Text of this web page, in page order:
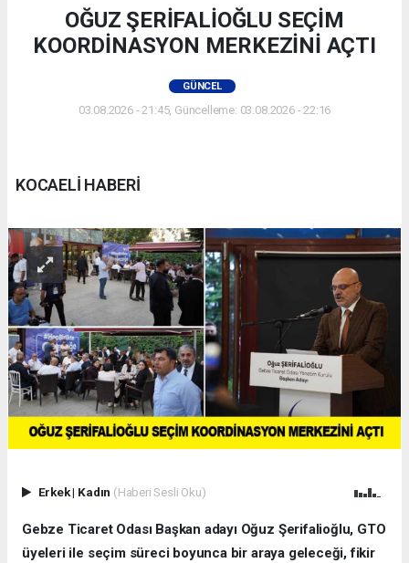
OĞUZ ŞERİFALİOĞLU SEÇİM
KOORDİNASYON MERKEZİNİ AÇTI
GÜNCEL
03.08.2026 - 21:45, Güncelleme: 03.08.2026 - 22:16
KOCAELİ HABERİ
Erkek| Kadın (Haberi Sesli Oku)
Gebze Ticaret Odası Başkan adayı Oğuz Şerifalioğlu, GTO
üyeleri ile seçim süreci boyunca bir araya geleceği, fikir